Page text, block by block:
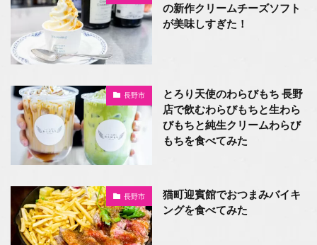
の新作クリームチーズソフト
が美味しすぎた！
長野市
とろり天使のわらびもち 長野
店で飲むわらびもちと生わら
びもちと純生クリームわらび
もちを食べてみた
長野市
猫町迎賓館でおつまみバイキ
ングを食べてみた